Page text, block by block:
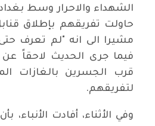
الشهداء والاحرار وسط
حاولت تفريقهم بإطلاق
مشيرا الى انه "لم تعرف
قرب الجسرين بالغازات
لتفريقهم.
وفي الأثناء، أفادت الأنباء،